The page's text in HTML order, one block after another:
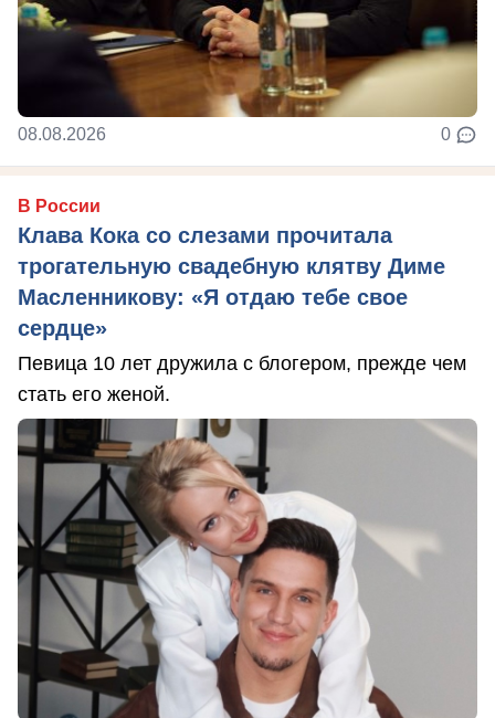
08.08.2026 0
В России
Клава Кока со слезами прочитала
трогательную свадебную клятву Диме
Масленникову: «Я отдаю тебе свое
сердце»
Певица 10 лет дружила с блогером, прежде чем
стать его женой.